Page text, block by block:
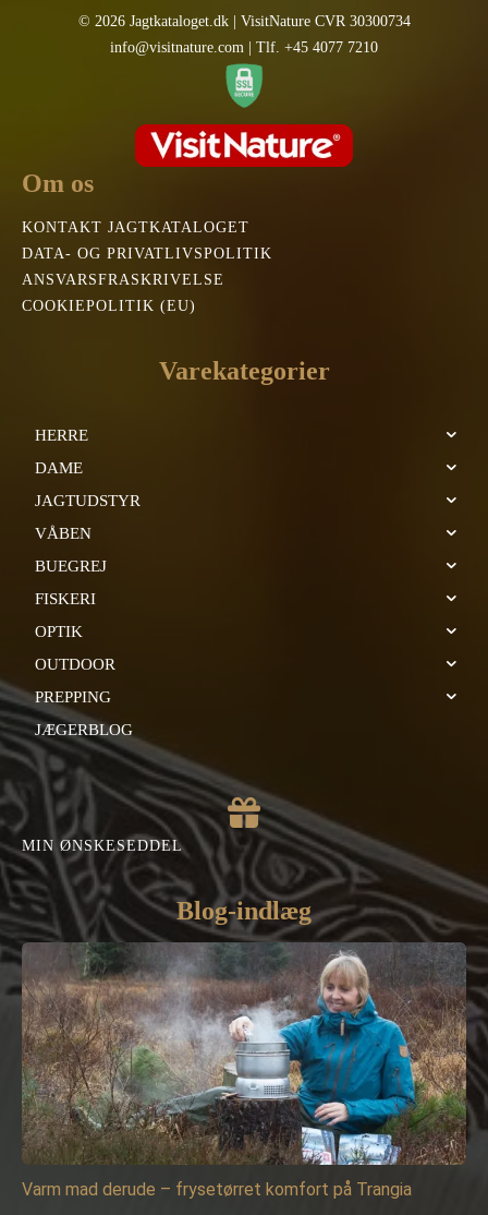
© 2026 Jagtkataloget.dk | VisitNature CVR 30300734
info@visitnature.com | Tlf. +45 4077 7210
Om os
KONTAKT JAGTKATALOGET
DATA- OG PRIVATLIVSPOLITIK
ANSVARSFRASKRIVELSE
COOKIEPOLITIK (EU)
Varekategorier
HERRE
DAME
JAGTUDSTYR
VÅBEN
BUEGREJ
FISKERI
OPTIK
OUTDOOR
PREPPING
JÆGERBLOG
MIN ØNSKESEDDEL
Blog-indlæg
Varm mad derude – frysetørret komfort på Trangia